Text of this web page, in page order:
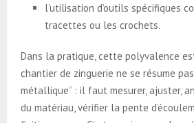
l’utilisation d’outils spécifiques
tracettes ou les crochets.
Dans la pratique, cette polyvalence
chantier de zinguerie ne se résume
métallique” : il faut mesurer, ajuster,
du matériau, vérifier la pente